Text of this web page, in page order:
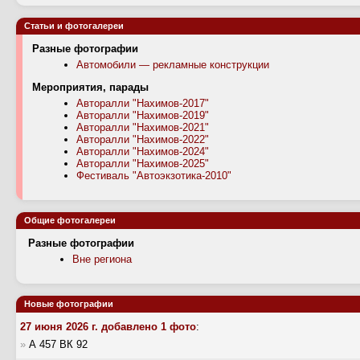
Статьи и фотогалереи
Разные фотографии
Автомобили — рекламные конструкции
Мероприятия, парады
Авторалли "Нахимов-2017"
Авторалли "Нахимов-2019"
Авторалли "Нахимов-2021"
Авторалли "Нахимов-2022"
Авторалли "Нахимов-2024"
Авторалли "Нахимов-2025"
Фестиваль "Автоэкзотика-2010"
Общие фотогалереи
Разные фотографии
Вне региона
Новые фотографии
27 июня 2026 г. добавлено 1 фото:
» А 457 ВК 92